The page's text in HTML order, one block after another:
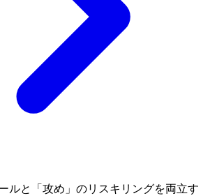
ルと「攻め」のリスキリングを両立す